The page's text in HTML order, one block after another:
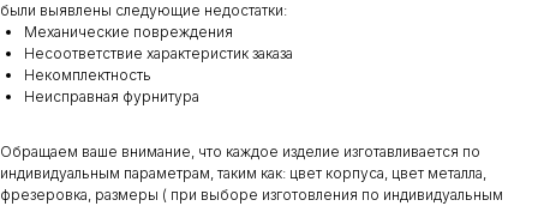
были выявлены следующие недостатки:
Механические повреждения
Несоответствие характеристик заказа
Некомплектность
Неисправная фурнитура
Обращаем ваше внимание, что каждое изделие изготавливается по
индивидуальным параметрам, таким как: цвет корпуса, цвет металла,
фрезеровка, размеры ( при выборе изготовления по индивидуальным